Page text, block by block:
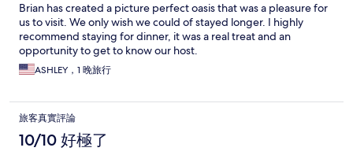
Brian has created a picture perfect oasis that was a pleasure for
us to visit. We only wish we could of stayed longer. I highly
recommend staying for dinner, it was a real treat and an
opportunity to get to know our host.
ASHLEY，1 晚旅行
旅客真實評論
10/10 好極了